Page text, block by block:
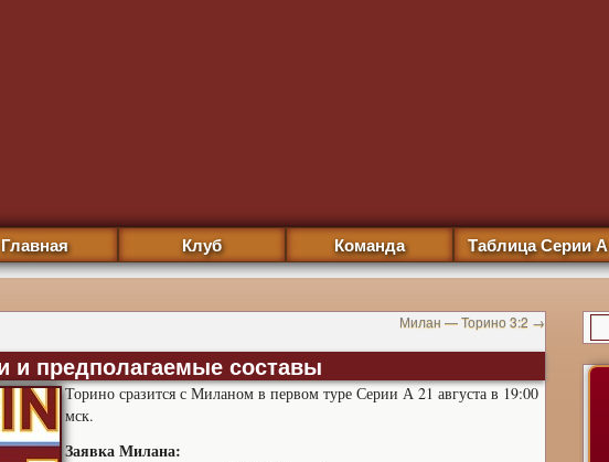
Главная Клуб Команда Таблица Серии А
Милан — Торино 3:2 →
предполагаемые составы
Торино сразится с Миланом в первом туре Серии А 21 августа в 19:00
мск.
Заявка Милана: